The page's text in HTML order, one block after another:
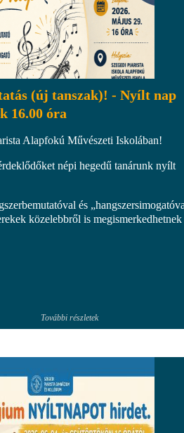
(új tanszak)! - Nyílt nap
16.00 óra
Alapfokú Művészeti Iskolában!
népi hegedű tanárunk nyílt
és
közelebbről is megismerkedhetnek
További részletek